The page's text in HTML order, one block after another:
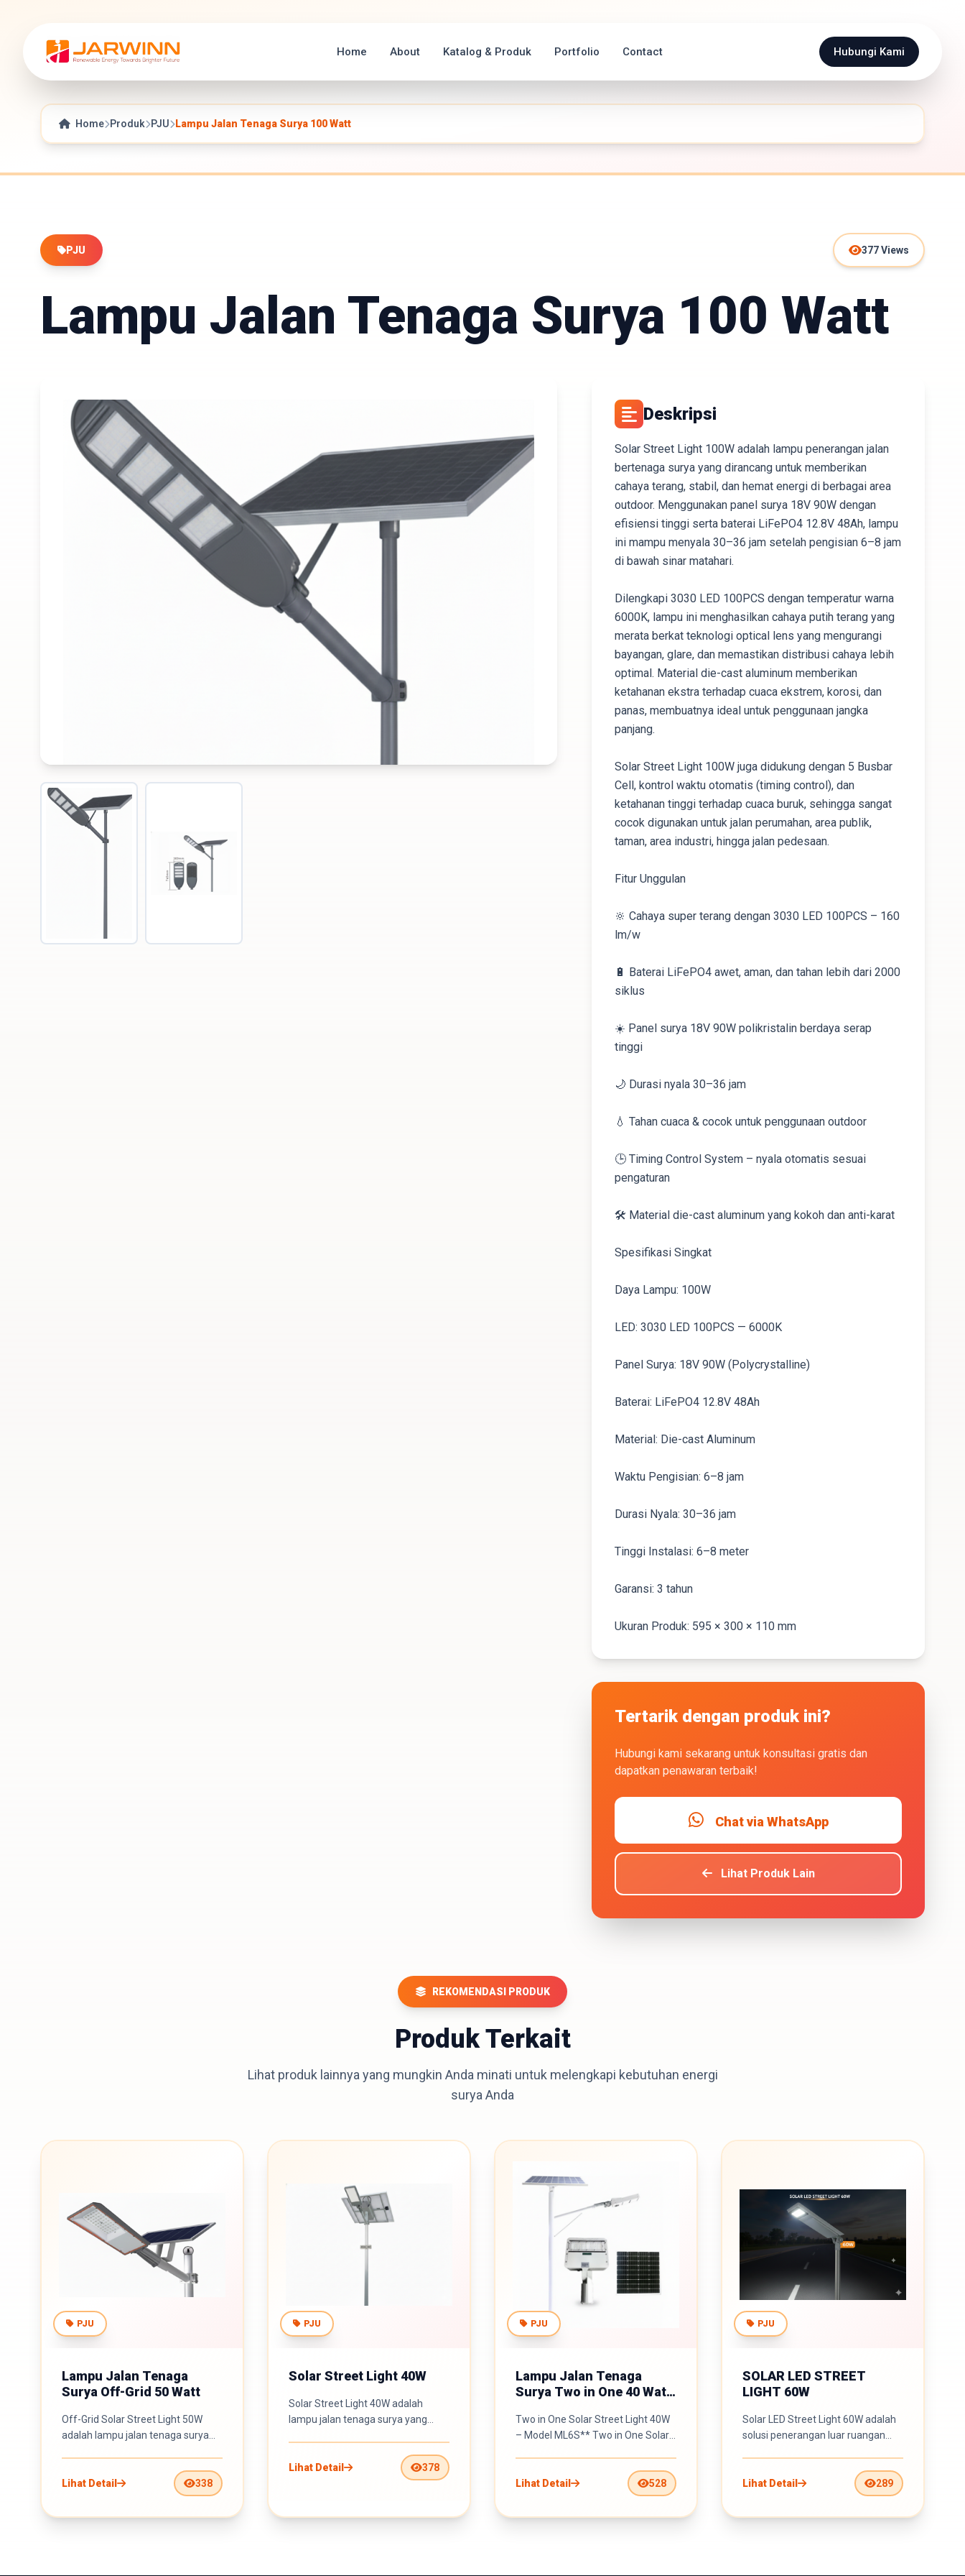
Home About Katalog & Produk Portfolio Contact Hubungi Kami
Home Produk PJU Lampu Jalan Tenaga Surya 100 Watt
PJU 377 Views
Lampu Jalan Tenaga Surya 100 Watt
Deskripsi
Solar Street Light 100W adalah lampu penerangan jalan
bertenaga surya yang dirancang untuk memberikan
cahaya terang, stabil, dan hemat energi di berbagai area
outdoor. Menggunakan panel surya 18V 90W dengan
efisiensi tinggi serta baterai LiFePO4 12.8V 48Ah, lampu
ini mampu menyala 30–36 jam setelah pengisian 6–8 jam
di bawah sinar matahari.
Dilengkapi 3030 LED 100PCS dengan temperatur warna
6000K, lampu ini menghasilkan cahaya putih terang yang
merata berkat teknologi optical lens yang mengurangi
bayangan, glare, dan memastikan distribusi cahaya lebih
optimal. Material die-cast aluminum memberikan
ketahanan ekstra terhadap cuaca ekstrem, korosi, dan
panas, membuatnya ideal untuk penggunaan jangka
panjang.
Solar Street Light 100W juga didukung dengan 5 Busbar
Cell, kontrol waktu otomatis (timing control), dan
ketahanan tinggi terhadap cuaca buruk, sehingga sangat
cocok digunakan untuk jalan perumahan, area publik,
taman, area industri, hingga jalan pedesaan.
Fitur Unggulan
🔆 Cahaya super terang dengan 3030 LED 100PCS – 160
lm/w
🔋 Baterai LiFePO4 awet, aman, dan tahan lebih dari 2000
siklus
☀️ Panel surya 18V 90W polikristalin berdaya serap
tinggi
🌙 Durasi nyala 30–36 jam
💧 Tahan cuaca & cocok untuk penggunaan outdoor
🕒 Timing Control System – nyala otomatis sesuai
pengaturan
🛠️ Material die-cast aluminum yang kokoh dan anti-karat
Spesifikasi Singkat
Daya Lampu: 100W
LED: 3030 LED 100PCS — 6000K
Panel Surya: 18V 90W (Polycrystalline)
Baterai: LiFePO4 12.8V 48Ah
Material: Die-cast Aluminum
Waktu Pengisian: 6–8 jam
Durasi Nyala: 30–36 jam
Tinggi Instalasi: 6–8 meter
Garansi: 3 tahun
Ukuran Produk: 595 × 300 × 110 mm
Tertarik dengan produk ini?
Hubungi kami sekarang untuk konsultasi gratis dan
dapatkan penawaran terbaik!
Chat via WhatsApp
Lihat Produk Lain
REKOMENDASI PRODUK
Produk Terkait
Lihat produk lainnya yang mungkin Anda minati untuk melengkapi kebutuhan energi
surya Anda
PJU
Lampu Jalan Tenaga
Surya Off-Grid 50 Watt
Off-Grid Solar Street Light 50W
adalah lampu jalan tenaga surya
Lihat Detail 338
PJU
Solar Street Light 40W
Solar Street Light 40W adalah
lampu jalan tenaga surya yang
Lihat Detail 378
PJU
Lampu Jalan Tenaga
Surya Two in One 40 Watt
Two in One Solar Street Light 40W
– Model ML6S** Two in One Solar
Lihat Detail 528
PJU
SOLAR LED STREET
LIGHT 60W
Solar LED Street Light 60W adalah
solusi penerangan luar ruangan
Lihat Detail 289